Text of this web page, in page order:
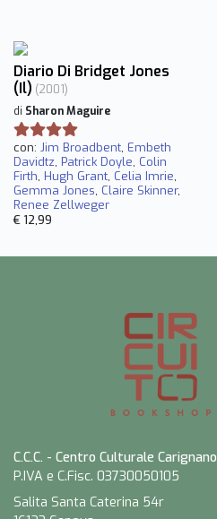
Diario Di Bridget Jones
(Il) (2001)
di Sharon Maguire
con: Jim Broadbent, Embeth
Davidtz, Patrick Doyle, Colin
Firth, Hugh Grant, Celia Imrie,
Gemma Jones, Claire Skinner,
Renee Zellweger
€ 12,99
C.C.C. - Centro Culturale Carignano
P.IVA e C.Fisc. 03730050105
Salita Santa Caterina 54r